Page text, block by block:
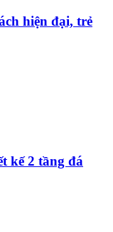
hiện đại, trẻ
kế 2 tầng đá